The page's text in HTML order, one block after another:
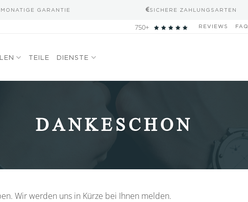
MONATIGE GARANTIE SICHERE ZAHLUNGSARTEN
750+ REVIEWS FAQ
TEILE DIENSTE
DANKESCHON
Wir werden uns in Kürze bei Ihnen melden.